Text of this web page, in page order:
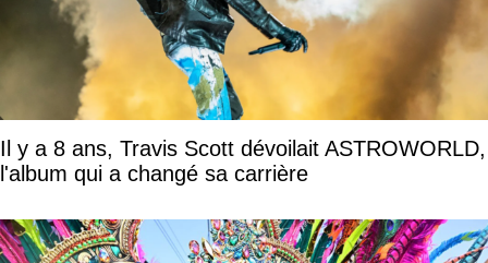
Il y a 8 ans, Travis Scott dévoilait ASTROWORLD,
l'album qui a changé sa carrière